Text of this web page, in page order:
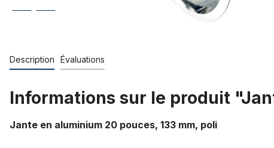
Description Évaluations
Informations sur le produit
Jante en aluminium 20 pouces, 133 mm, poli